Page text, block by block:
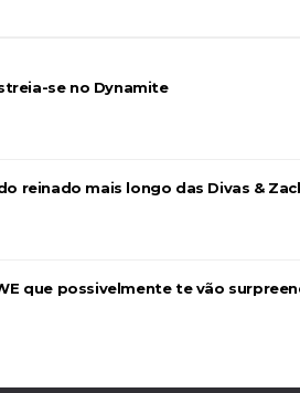
se no Dynamite
reinado mais longo das Divas &
que possivelmente te vão